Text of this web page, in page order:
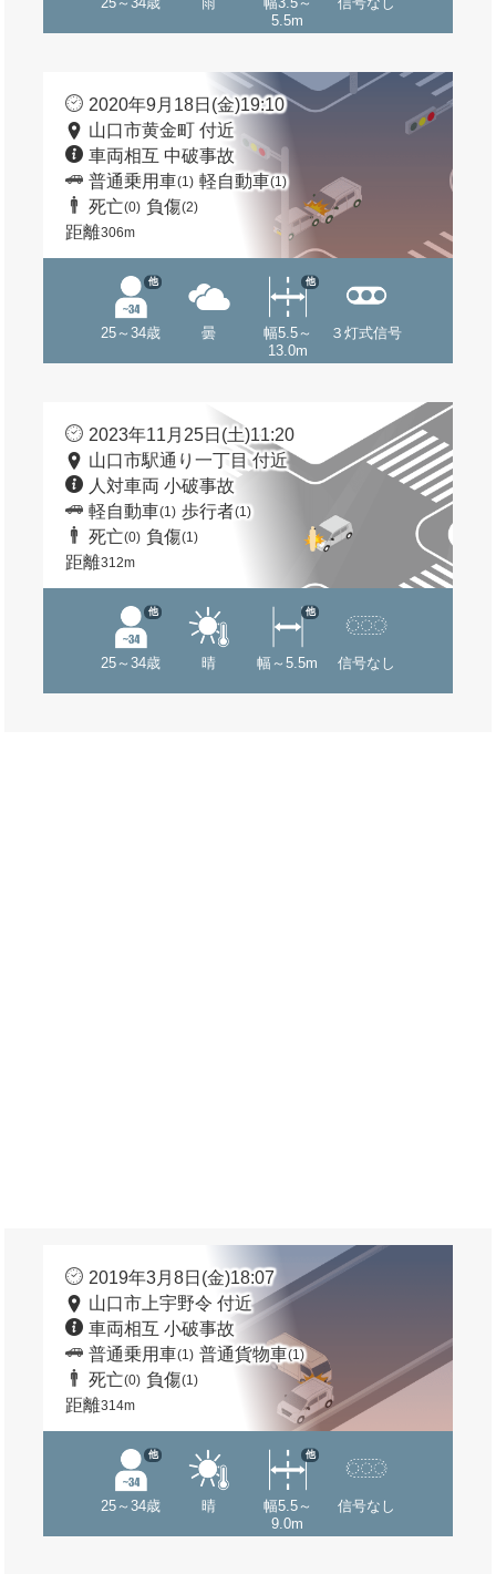
5.5m
2020年9月18日(金)19:10
山口市黄金町 付近
車両相互 中破事故
普通乗用車(1) 軽自動車(1)
死亡(0) 負傷(2)
距離306m
25～34歳
他
曇
幅5.5～
13.0m
他
３灯式信号
2023年11月25日(土)11:20
山口市駅通り一丁目 付近
人対車両 小破事故
軽自動車(1) 歩行者(1)
死亡(0) 負傷(1)
距離312m
25～34歳
他
晴 幅～5.5m
他
信号なし
2019年3月8日(金)18:07
山口市上宇野令 付近
車両相互 小破事故
普通乗用車(1) 普通貨物車(1)
死亡(0) 負傷(1)
距離314m
25～34歳
他
晴
幅5.5～
9.0m
他
信号なし